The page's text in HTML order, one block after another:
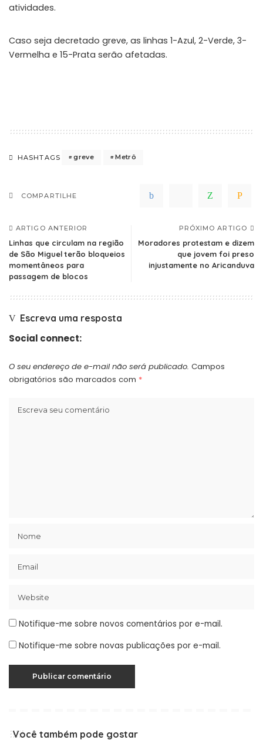
atividades.
Caso seja decretado greve, as linhas 1-Azul, 2-Verde, 3-
Vermelha e 15-Prata serão afetadas.
HASHTAGS greve Metrô
COMPARTILHE
ARTIGO ANTERIOR
Linhas que circulam na região
de São Miguel terão bloqueios
momentâneos para
passagem de blocos
PRÓXIMO ARTIGO
Moradores protestam e dizem
que jovem foi preso
injustamente no Aricanduva
Escreva uma resposta
Social connect:
O seu endereço de e-mail não será publicado. Campos
obrigatórios são marcados com *
Notifique-me sobre novos comentários por e-mail.
Notifique-me sobre novas publicações por e-mail.
Você também pode gostar